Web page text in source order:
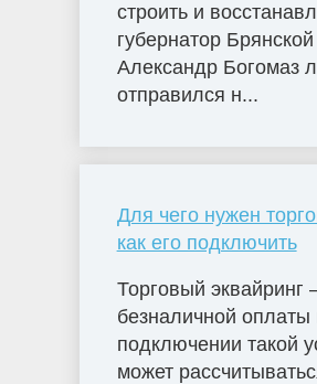
строить и
губернатор
Александр Богомаз
отправился н...
Для чего нужен
как его подключить
Торговый эквайринг
безналичной оплаты
подключении такой
может